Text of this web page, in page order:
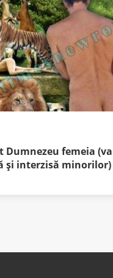
Dumnezeu femeia
şi interzisă minorilor)